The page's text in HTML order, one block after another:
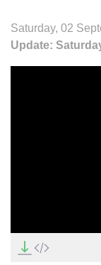
Saturday, 02
Update:
seconds